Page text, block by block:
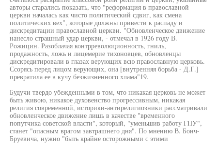
авторы старались показать, что "реформация в православной
церкви началась как чисто политический сдвиг, как смена
политических вех", которые должны привести к распаду и
дискредитации православной церкви. "Обновленческое движение
нанесло страшный удар церкви, - отмечал в 1926 году В.
Рожицин. Разоблачая контрреволюционность, гниль,
продажность, ложь и лицемерие тихоновцев, обновленцы
дискредитировали в глазах верующих всю православную церковь.
Ссорясь перед лицом верующих, она [внутренняя борьба - Д.Г.]
превратила ее в кучу безжизненного хлама"19.
Будучи твердо убежденными в том, что никакая церковь не может
быть живою, никакое духовенство прогрессивным, никакая
религия современной, историки-антирелигиозники рассматривали
обновленческое движение лишь в качестве "временного
попутчика советской власти", который, "уменьшив работу ГПУ",
станет "опасным врагом завтрашнего дня". По мнению В. Бонч-
Бруевича, нужно "быть крайне осторожными с этими